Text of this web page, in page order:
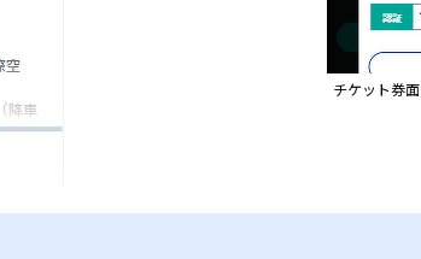
チケット券面